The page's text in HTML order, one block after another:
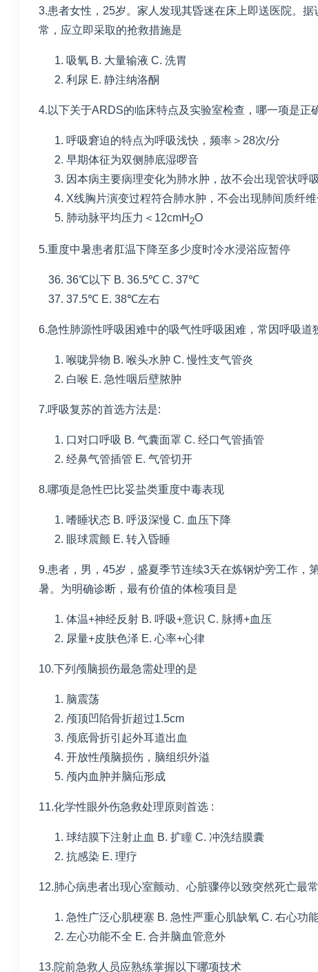
3.患者女性， 25岁。家人发现其昏迷在床上即送医院。
常，应立即采取的抢救措施是
吸氧 B. 大量输液 C. 洗胃
利尿 E. 静注纳洛酮
4.以下关于ARDS的临床特点及实验室检查，哪一项是正
呼吸窘迫的特点为呼吸浅快，频率＞ 28次/分
早期体征为双侧肺底湿啰音
因本病主要病理变化为肺水肿，故不会出现管状呼
X线胸片演变过程符合肺水肿，不会出现肺间质纤
肺动脉平均压力＜ 12cmH 2O
5.重度中暑患者肛温下降至多少度时冷水浸浴应暂停
36℃以下 B. 36.5℃ C. 37℃
37.5℃ E. 38℃左右
6.急性肺源性呼吸困难中的吸气性呼吸困难，常因呼吸
喉咙异物 B. 喉头水肿 C. 慢性支气管炎
白喉 E. 急性咽后壁脓肿
7.呼吸复苏的首选方法是:
口对口呼吸 B. 气囊面罩 C. 经口气管插管
经鼻气管插管 E. 气管切开
8.哪项是急性巴比妥盐类重度中毒表现
嗜睡状态 B. 呼汲深慢 C. 血压下降
眼球震颤 E. 转入昏睡
9.患者，男， 45岁，盛夏季节连续3天在炼钢炉旁工作，
暑。为明确诊断，最有价值的体检项目是
体温+神经反射 B. 呼吸+意识 C. 脉搏+血压
尿量+皮肤色泽 E. 心率+心律
10.下列颅脑损伤最急需处理的是
脑震荡
颅顶凹陷骨折超过1.5cm
颅底骨折引起外耳道出血
开放性颅脑损伤，脑组织外溢
颅内血肿并脑疝形成
11.化学性眼外伤急救处理原则首选 :
球结膜下注射止血 B. 扩瞳 C. 冲洗结膜囊
抗感染 E. 理疗
12.肺心病患者出现心室颤动、心脏骤停以致突然死亡最
急性广泛心肌梗塞 B. 急性严重心肌缺氧 C. 右心功
左心功能不全 E. 合并脑血管意外
13.院前急救人员应熟练掌握以下哪项技术